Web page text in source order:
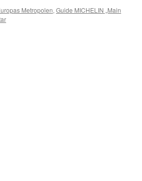
Metropolen, Guide MICHELIN „Main